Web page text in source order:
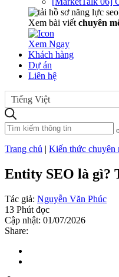
Xem bài viết chuyên
Xem Ngay
Khách hàng
Dự án
Liên hệ
Tiếng Việt
Trang chủ | Kiến thức chuyên
Entity SEO là gì?
Tác giả: Nguyễn Văn Phúc
13 Phút đọc
Cập nhật: 01/07/2026
Share: